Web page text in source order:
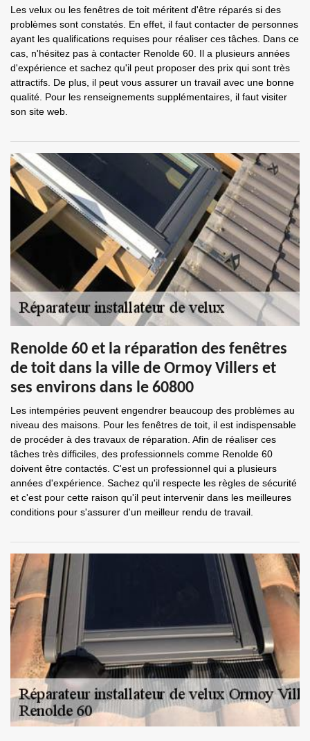
Les velux ou les fenêtres de toit méritent d'être réparés si des
problèmes sont constatés. En effet, il faut contacter de personnes
ayant les qualifications requises pour réaliser ces tâches. Dans ce
cas, n'hésitez pas à contacter Renolde 60. Il a plusieurs années
d'expérience et sachez qu'il peut proposer des prix qui sont très
attractifs. De plus, il peut vous assurer un travail avec une bonne
qualité. Pour les renseignements supplémentaires, il faut visiter
son site web.
Renolde 60 et la réparation des fenêtres
de toit dans la ville de Ormoy Villers et
ses environs dans le 60800
Les intempéries peuvent engendrer beaucoup des problèmes au
niveau des maisons. Pour les fenêtres de toit, il est indispensable
de procéder à des travaux de réparation. Afin de réaliser ces
tâches très difficiles, des professionnels comme Renolde 60
doivent être contactés. C'est un professionnel qui a plusieurs
années d'expérience. Sachez qu'il respecte les règles de sécurité
et c'est pour cette raison qu'il peut intervenir dans les meilleures
conditions pour s'assurer d'un meilleur rendu de travail.